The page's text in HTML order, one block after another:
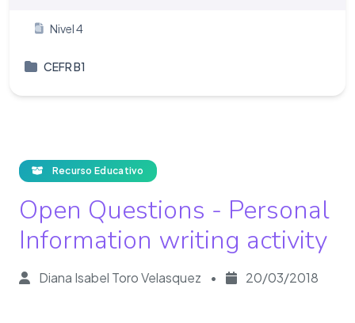
Nivel 4
CEFR B1
Recurso Educativo
Open Questions - Personal
Information writing activity
Diana Isabel Toro Velasquez • 20/03/2018